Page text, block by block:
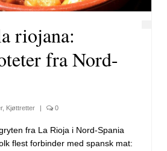
riojana:
fra Nord-
, Kjøttretter 0
fra La Rioja i Nord-Spania
flest forbinder med spansk mat: